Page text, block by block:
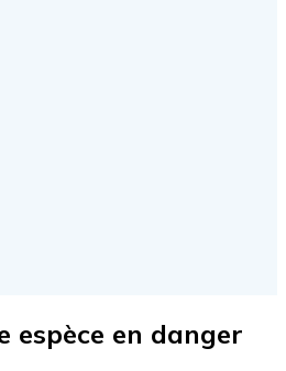
espèce en danger